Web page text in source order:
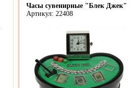
Часы сувенирные "Блек Джек"
Артикул: 22408